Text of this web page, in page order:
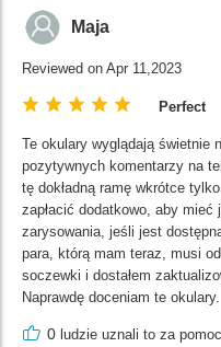
Maja
Reviewed on Apr 11,2023
Perfect
Te okulary wyglądają świetnie
pozytywnych komentarzy na
tę dokładną ramę wkrótce
zapłacić dodatkowo, aby mieć
zarysowania, jeśli jest
para, którą mam teraz, musi
soczewki i dostałem
Naprawdę doceniam te okulary.
0 ludzie uznali to za